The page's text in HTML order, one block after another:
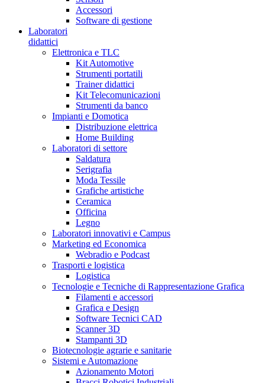
Accessori
Software di gestione
Laboratori
didattici
Elettronica e TLC
Kit Automotive
Strumenti portatili
Trainer didattici
Kit Telecomunicazioni
Strumenti da banco
Impianti e Domotica
Distribuzione elettrica
Home Building
Laboratori di settore
Saldatura
Serigrafia
Moda Tessile
Grafiche artistiche
Ceramica
Officina
Legno
Laboratori innovativi e Campus
Marketing ed Economica
Webradio e Podcast
Trasporti e logistica
Logistica
Tecnologie e Tecniche di Rappresentazione Grafica
Filamenti e accessori
Grafica e Design
Software Tecnici CAD
Scanner 3D
Stampanti 3D
Biotecnologie agrarie e sanitarie
Sistemi e Automazione
Azionamento Motori